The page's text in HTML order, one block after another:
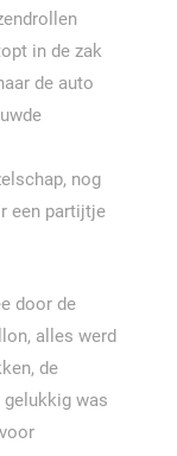
in de zak
de auto
nog
een partijtje
door de
alles werd
de
gelukkig was